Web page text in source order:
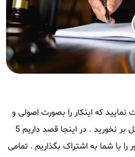
که اینکار را بصورت اصولی و
قانونی انجام دهید که در آینده به مشکل بر نخورید . در اینجا قصد داریم 5
با شما به اشتراک بگذاریم . تمامی